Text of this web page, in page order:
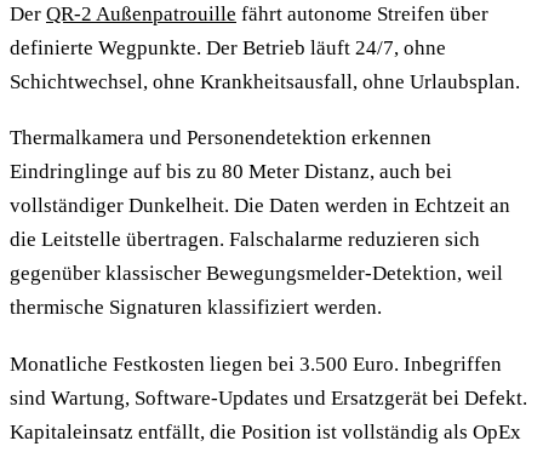
Der QR-2 Außenpatrouille fährt autonome Streifen über
definierte Wegpunkte. Der Betrieb läuft 24/7, ohne
Schichtwechsel, ohne Krankheitsausfall, ohne Urlaubsplan.
Thermalkamera und Personendetektion erkennen
Eindringlinge auf bis zu 80 Meter Distanz, auch bei
vollständiger Dunkelheit. Die Daten werden in Echtzeit an
die Leitstelle übertragen. Falschalarme reduzieren sich
gegenüber klassischer Bewegungsmelder-Detektion, weil
thermische Signaturen klassifiziert werden.
Monatliche Festkosten liegen bei 3.500 Euro. Inbegriffen
sind Wartung, Software-Updates und Ersatzgerät bei Defekt.
Kapitaleinsatz entfällt, die Position ist vollständig als OpEx